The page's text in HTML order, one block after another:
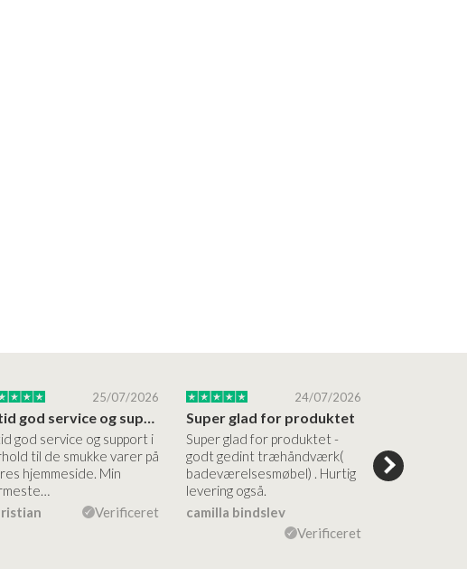
25/07/2026
god service og support i
til de smukke varer på
hjemmeside. Min
Verificeret
24/07/2026
Super glad for produktet
Super glad for produktet -
godt gedint træhåndværk(
badeværelsesmøbel) . Hurtig
levering også.
camilla bindslev
Verificeret
forståelig
nem